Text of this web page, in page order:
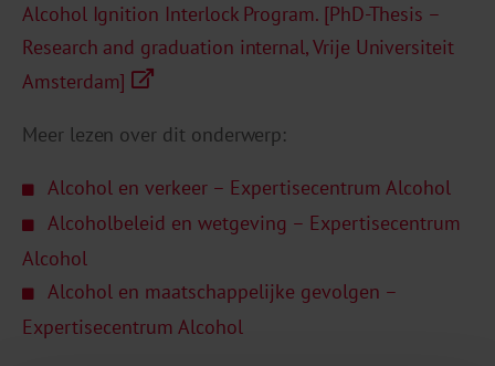
Alcohol Ignition Interlock Program. [PhD-Thesis –
Research and graduation internal, Vrije Universiteit
Amsterdam]
Meer lezen over dit onderwerp:
Alcohol en verkeer – Expertisecentrum Alcohol
Alcoholbeleid en wetgeving – Expertisecentrum
Alcohol
Alcohol en maatschappelijke gevolgen –
Expertisecentrum Alcohol